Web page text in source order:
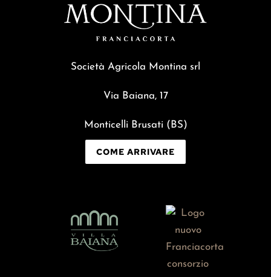
Società Agricola Montina srl
Via Baiana, 17
Monticelli Brusati (BS)
COME ARRIVARE